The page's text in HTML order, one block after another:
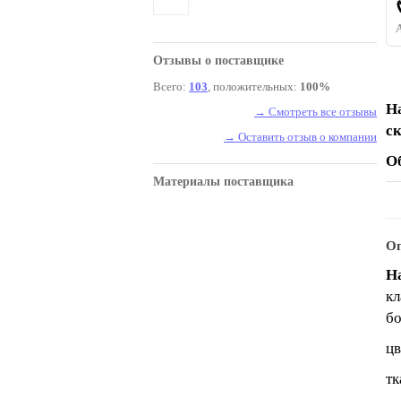
Отзывы о поставщике
Всего: 103, положительных: 100%
→ Смотреть все отзывы
→ Оставить отзыв о компании
Материалы поставщика